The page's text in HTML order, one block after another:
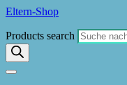
Eltern-Shop
Products search